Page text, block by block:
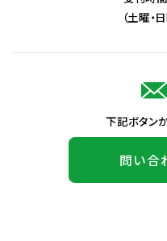
（土曜・
下記ボタン
問い合